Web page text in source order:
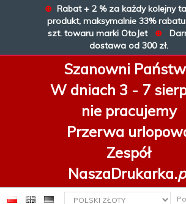
⊕ Rabat + 2 % za każdy kolejny
produkt, maksymalnie 33%
szt. towaru marki OtoJet
⊕
dostawa od 300 zł.
Szanowni
W dniach 3 - 7
nie pracujemy
Przerwa
Zespół
NaszaDrukarka.
currency_h